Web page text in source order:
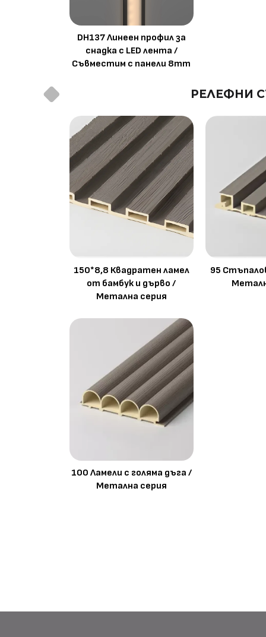
DH137 Линеен профил за
снадка с LED лента /
Съвместим с панели 8mm
РЕЛЕФНИ
150*8,8 Квадратен ламел
от бамбук и дърво /
Метална серия
95
100 Ламели с голяма дъга /
Метална серия